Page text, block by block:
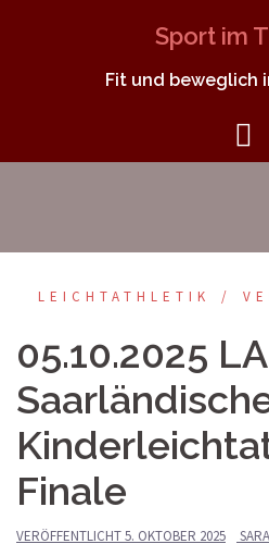
Sport im
Fit und beweglich
LEICHTATHLETIK
05.10.2025 LA
Finale
VERÖFFENTLICHT5. OKTOBER 2025